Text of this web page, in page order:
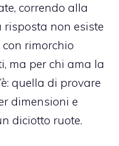
correndo alla
risposta non esiste
rimorchio
ma per chi ama la
quella di provare
dimensioni e
diciotto ruote.